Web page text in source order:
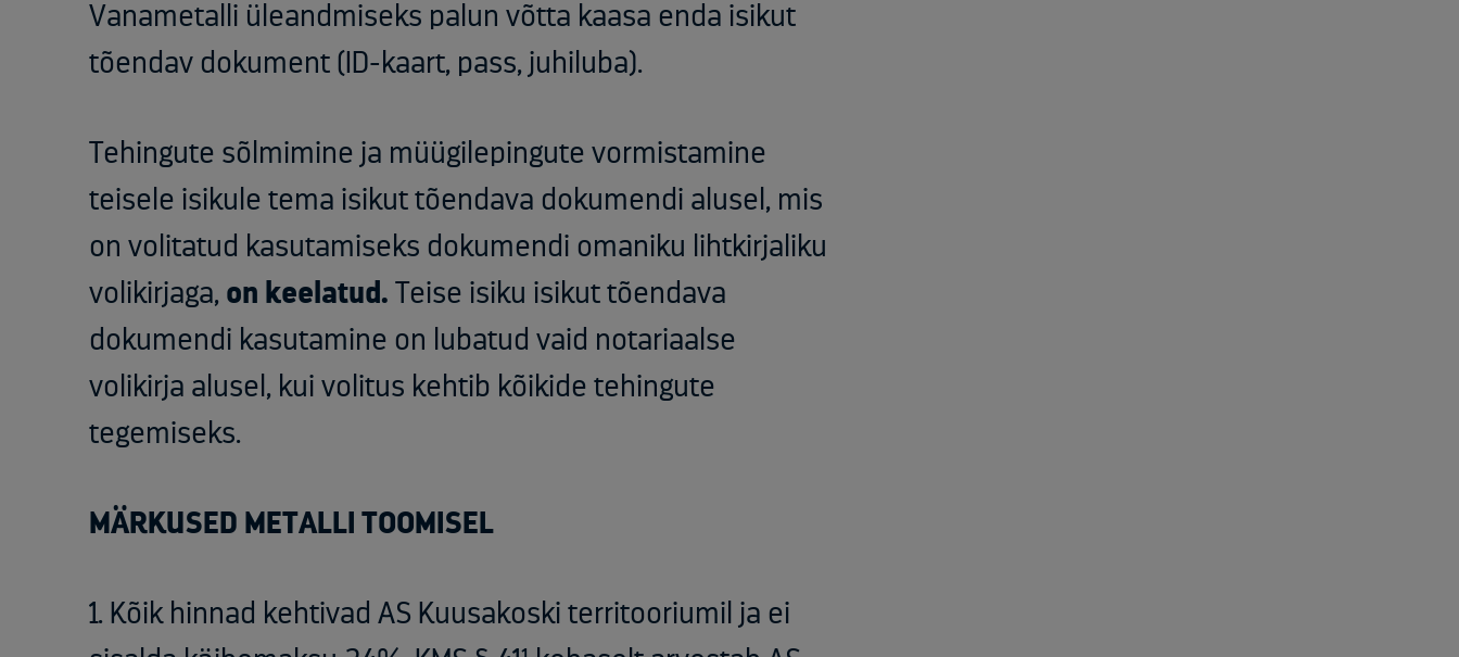
Vanametalli üleandmiseks palun võtta kaasa enda isikut
tõendav dokument (ID-kaart, pass, juhiluba).
Tehingute sõlmimine ja müügilepingute vormistamine
teisele isikule tema isikut tõendava dokumendi alusel, mis
on volitatud kasutamiseks dokumendi omaniku lihtkirjaliku
volikirjaga, on keelatud. Teise isiku isikut tõendava
dokumendi kasutamine on lubatud vaid notariaalse
volikirja alusel, kui volitus kehtib kõikide tehingute
tegemiseks.
MÄRKUSED METALLI TOOMISEL
1. Kõik hinnad kehtivad AS Kuusakoski territooriumil ja ei